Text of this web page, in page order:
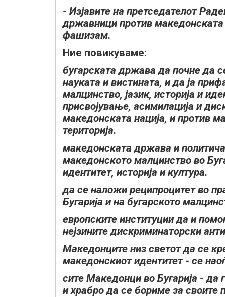
- Изјавите на претседателот
државници против
фашизам.
Ние повикуваме:
бугарската држава да почне да
науката и вистината, и да ја
малцинство, јазик, историја и
присвојување, асимилација и
македонската нација, и против
територија.
македонската држава и
македонското малцинство во
идентитет, историја и култура.
да се наложи реципроцитет во
Бугарија и на бугарското
европските институции да и
нејзините дискриминаторски
Македонците низ светот да се
македонскиот идентитет - се
сите Македонци во Бугарија - да
и храбро да се бориме за своите